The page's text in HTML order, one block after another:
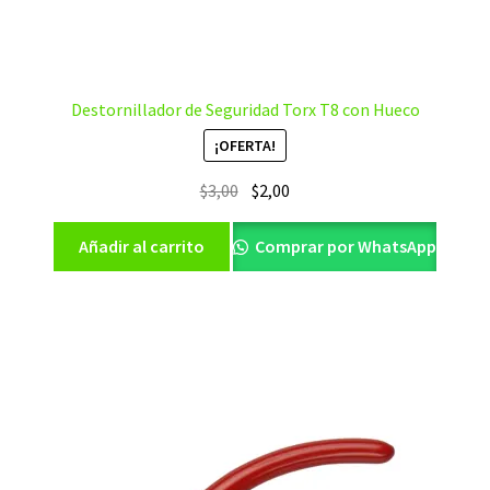
Destornillador de Seguridad Torx T8 con Hueco
¡OFERTA!
$3,00 El
precio
original
era:
$2,00
precio
actual
es:
Añadir al carrito Comprar por WhatsApp